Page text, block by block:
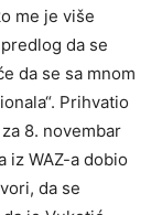
me je više
da se
da se sa mnom
Prihvatio
8. novembar
iz WAZ-a dobio
da se